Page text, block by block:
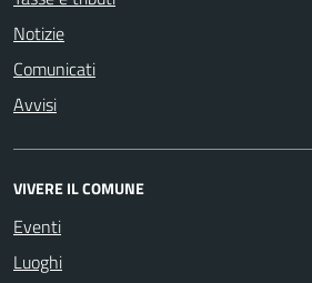
Notizie
Comunicati
Avvisi
VIVERE IL COMUNE
Eventi
Luoghi